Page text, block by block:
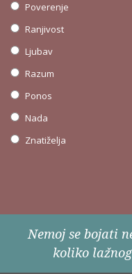
Poverenje
Ranjivost
Ljubav
Razum
Ponos
Nada
Znatiželja
Nemoj se bojati
koliko